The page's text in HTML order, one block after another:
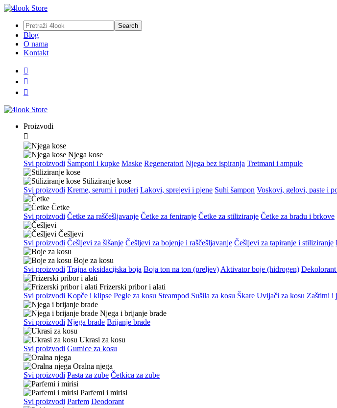
Blog
O nama
Kontakt



Proizvodi

Njega kose
Svi proizvodi Šamponi i kupke Maske Regeneratori Njega bez ispiranja Tretmani i ampule
Stiliziranje kose
Svi proizvodi Kreme, serumi i puderi Lakovi, sprejevi i pjene Suhi šampon Voskovi, gelovi, paste i
Četke
Svi proizvodi Četke za raščešljavanje Četke za feniranje Četke za stiliziranje Četke za bradu i brkove
Češljevi
Svi proizvodi Češljevi za šišanje Češljevi za bojenje i raščešljavanje Češljevi za tapiranje i stiliziranje
Boje za kosu
Svi proizvodi Trajna oksidacijska boja Boja ton na ton (preljev) Aktivator boje (hidrogen)
Frizerski pribor i alati
Svi proizvodi Kopče i klipse Pegle za kosu Steampod Sušila za kosu Škare Uvijači za kosu Zaštitni i
Njega i brijanje brade
Svi proizvodi Njega brade Brijanje brade
Ukrasi za kosu
Svi proizvodi Gumice za kosu
Oralna njega
Svi proizvodi Pasta za zube Četkica za zube
Parfemi i mirisi
Svi proizvodi Parfem Deodorant